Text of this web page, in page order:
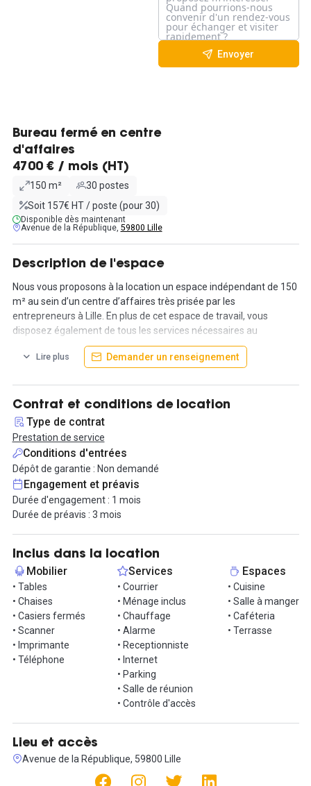
Envoyer
Bureau fermé en centre
d'affaires
4700 € / mois (HT)
150 m²
30 postes
Soit 157€ HT / poste (pour 30)
Disponible dès maintenant
Avenue de la République, 59800 Lille
Description de l'espace
Nous vous proposons à la location un espace indépendant de 150
m² au sein d’un centre d’affaires très prisée par les
entrepreneurs à Lille. En plus de cet espace de travail, vous
disposez également de tous les services nécessaires au
développement de votre entreprise. Ce plateau, situé au 4e étage
d'un bel immeuble, est réparti en 6 bureaux (1 bureau de 20 m², 2
m²), il dispose d'une salle de réunion de 40 m² et d'une partie
open-space d'une superficie de 31 m², ainsi que d'un coin
kitchenette aménagée.
L'espace est complètement équipé avec : internet haut débit par
fibre optique, domiciliation commerciale et postale, collecte et
distribution du courrier, le ménage... Vous disposez, en option, de
diverses prestations sur mesure comme l’accueil physique et
téléphonique de vos collaborateurs, prospects et nouveaux
clients potentiels. Une occasion pour vous d’offrir à vos visiteurs
des rendez-vous dans un cadre idéal et une zone stratégique
favorable à la crédibilité et à l’image de votre entreprise.
Les avantages de cette formule sont multiples :
- pas d’installation à prévoir les espaces sont entièrement
équipés et meublés,
- pas de charges supplémentaires (taxe foncière, ordures
ménagères, chauffage, eau, électricité, abonnement
téléphonique, internet, ménage…) tout est compris dans le prix,
- une utilisation de toute l’infrastructure mutualisée du centre
d’affaires : Cafétéria, sanitaires, accueil, service courriers,
- sans engagement : Indéterminé avec 3 mois de préavis, au lieu
de 3 ans pour un bail commercial classique.
Contactez-nous et installez-vous dès maintenant dans cet
Lire plus Demander un renseignement
Contrat et conditions de location
Type de contrat
Prestation de service
Conditions d'entrées
Dépôt de garantie : Non demandé
Engagement et préavis
Durée d'engagement : 1 mois
Durée de préavis : 3 mois
Inclus dans la location
Mobilier
• Tables
• Chaises
• Casiers fermés
• Scanner
• Imprimante
• Téléphone
Services
• Courrier
• Ménage inclus
• Chauffage
• Alarme
• Receptionniste
• Internet
• Parking
• Salle de réunion
• Contrôle d'accès
Espaces
• Cuisine
• Salle à manger
• Caféteria
• Terrasse
Lieu et accès
Avenue de la République, 59800 Lille